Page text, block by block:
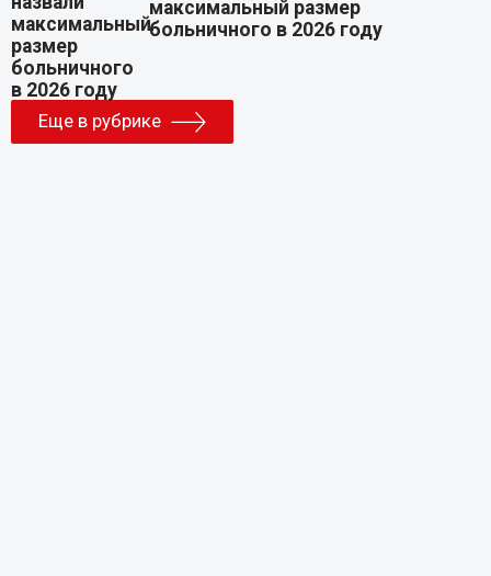
максимальный размер
больничного в 2026 году
Еще в рубрике